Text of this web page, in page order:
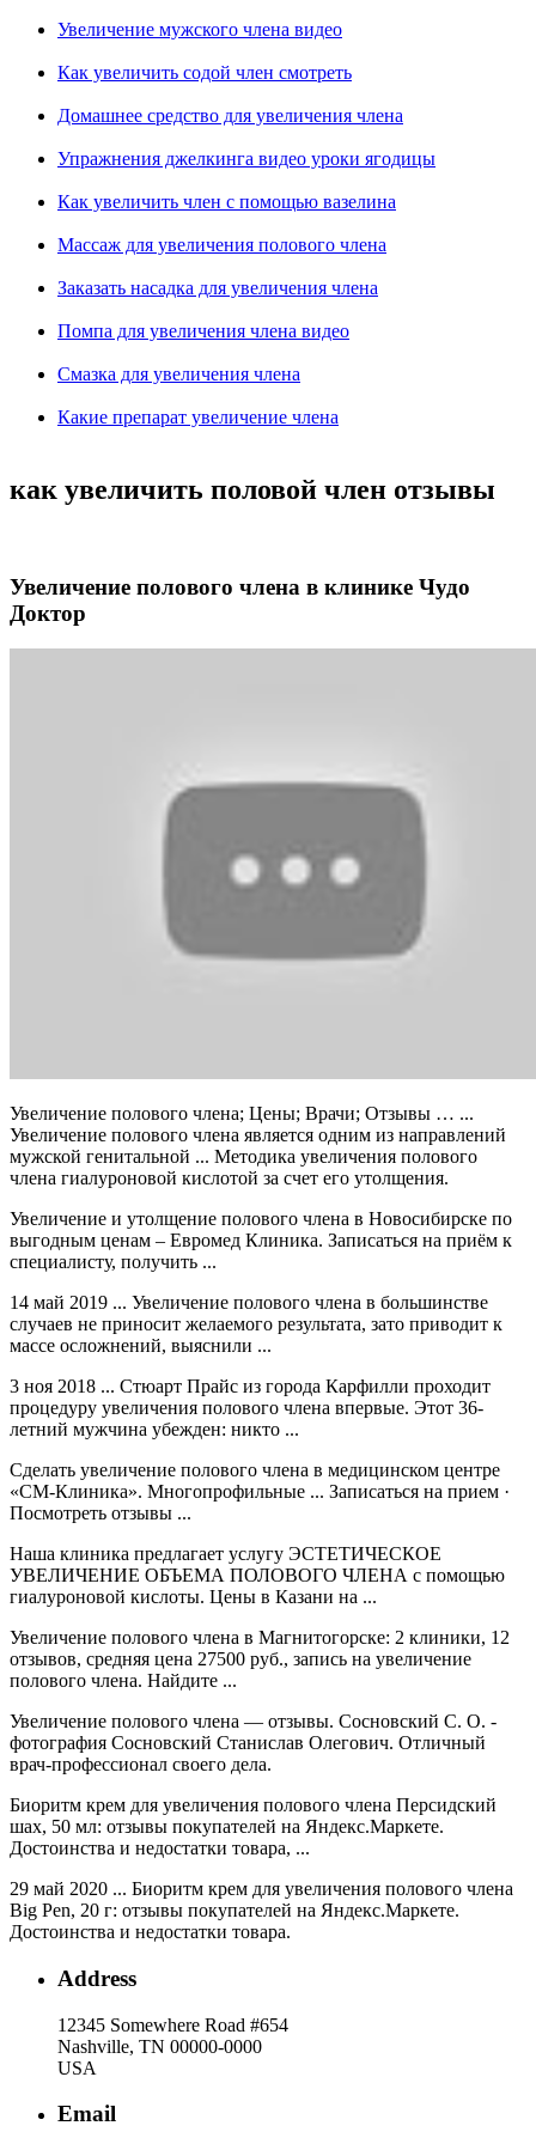
Увеличение мужского члена видео
Как увеличить содой член смотреть
Домашнее средство для увеличения члена
Упражнения джелкинга видео уроки ягодицы
Как увеличить член с помощью вазелина
Массаж для увеличения полового члена
Заказать насадка для увеличения члена
Помпа для увеличения члена видео
Смазка для увеличения члена
Какие препарат увеличение члена
как увеличить половой член отзывы
Увеличение полового члена в клинике Чудо
Доктор
Увеличение полового члена; Цены; Врачи; Отзывы … ...
Увеличение полового члена является одним из направлений
мужской генитальной ... Методика увеличения полового
члена гиалуроновой кислотой за счет его утолщения.
Увеличение и утолщение полового члена в Новосибирске по
выгодным ценам – Евромед Клиника. Записаться на приём к
специалисту, получить ...
14 май 2019 ... Увеличение полового члена в большинстве
случаев не приносит желаемого результата, зато приводит к
массе осложнений, выяснили ...
3 ноя 2018 ... Стюарт Прайс из города Карфилли проходит
процедуру увеличения полового члена впервые. Этот 36-
летний мужчина убежден: никто ...
Сделать увеличение полового члена в медицинском центре
«СМ-Клиника». Многопрофильные ... Записаться на прием ·
Посмотреть отзывы ...
Наша клиника предлагает услугу ЭСТЕТИЧЕСКОЕ
УВЕЛИЧЕНИЕ ОБЪЕМА ПОЛОВОГО ЧЛЕНА с помощью
гиалуроновой кислоты. Цены в Казани на ...
Увеличение полового члена в Магнитогорске: 2 клиники, 12
отзывов, средняя цена 27500 руб., запись на увеличение
полового члена. Найдите ...
Увеличение полового члена — отзывы. Сосновский С. О. -
фотография Сосновский Станислав Олегович. Отличный
врач-профессионал своего дела.
Биоритм крем для увеличения полового члена Персидский
шах, 50 мл: отзывы покупателей на Яндекс.Маркете.
Достоинства и недостатки товара, ...
29 май 2020 ... Биоритм крем для увеличения полового члена
Big Pen, 20 г: отзывы покупателей на Яндекс.Маркете.
Достоинства и недостатки товара.
Address
12345 Somewhere Road #654
Nashville, TN 00000-0000
USA
Email